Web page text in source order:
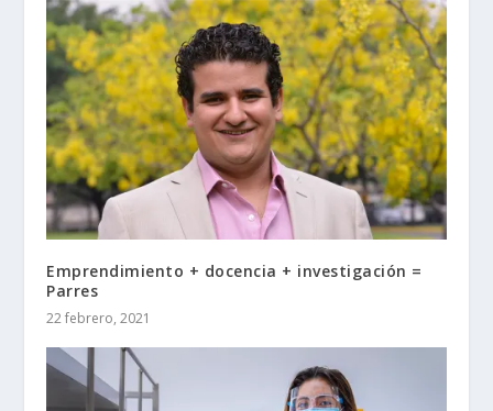
Emprendimiento + docencia + investigación =
Parres
22 febrero, 2021